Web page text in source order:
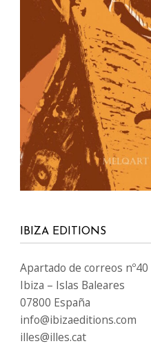
IBIZA EDITIONS
Apartado de correos nº40
Ibiza – Islas Baleares
07800 España
info@ibizaeditions.com
illes@illes.cat